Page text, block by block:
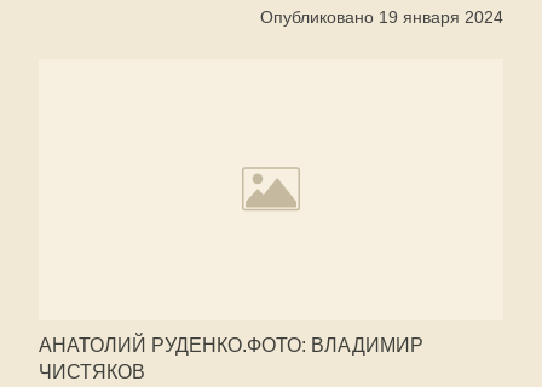
Опубликовано 19 января 2024
АНАТОЛИЙ РУДЕНКО.ФОТО: ВЛАДИМИР
ЧИСТЯКОВ